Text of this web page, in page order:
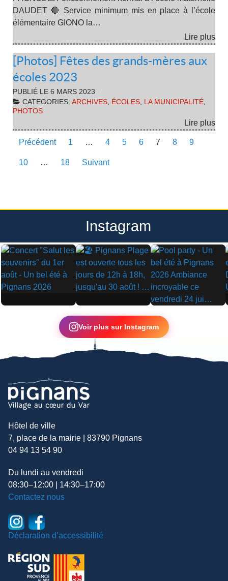
DAUDET 🔴 Service minimum mis en place à l’école
élémentaire GIONO la…
Lire plus
[Photos] Fêtes des grands-mères aux
écoles 2023
PUBLIÉ LE 6 MARS 2023
CATEGORIES: ARCHIVES, ÉCOLES, LA MUNICIPALITÉ,
PHOTOS
Lire plus
Précédent 1 … 4 5 6 7 8 9
10 … 18 Suivant
Instagram
▶ ▶
▶
Voir plus sur Instagram
Hôtel de ville
7, place de la mairie | 83790 Pignans
04 94 13 54 90
Du lundi au vendredi
08:30–12:00 | 14:30–17:00
Contactez nous
Déclaration d’accessibilité